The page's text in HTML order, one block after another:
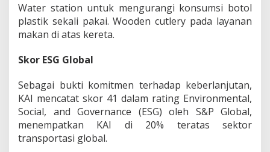
Water station untuk mengurangi konsumsi botol
plastik sekali pakai. Wooden cutlery pada layanan
makan di atas kereta.
Skor ESG Global
Sebagai bukti komitmen terhadap keberlanjutan,
KAI mencatat skor 41 dalam rating Environmental,
Social, and Governance (ESG) oleh S&P Global,
menempatkan KAI di 20% teratas sektor
transportasi global.